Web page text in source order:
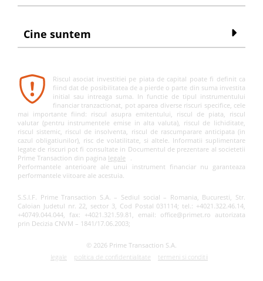
Cine suntem
Riscul asociat investitiei pe piata de capital poate fi definit ca
fiind dat de posibilitatea de a pierde o parte din suma investita
initial sau intreaga suma. In functie de tipul instrumentului
financiar tranzactionat, pot aparea diverse riscuri specifice, cele
mai importante fiind: riscul asupra emitentului, riscul de piata, riscul
valutar (pentru instrumentele emise in alta valuta), riscul de lichiditate,
riscul sistemic, riscul de insolventa, riscul de rascumparare anticipata (in
cazul obligatiunilor), risc de volatilitate, si altele. Informatii suplimentare
legate de riscuri pot fi consultate in Documentul de prezentare al societetii
Prime Transaction din pagina legale
.
Performantele anterioare ale unui instrument financiar nu garanteaza
performantele viitoare ale acestuia.
S.S.I.F. Prime Transaction S.A. – Sediul social – Romania, Bucuresti, Str.
Caloian Judetul nr. 22, sector 3, Cod Postal 031114; tel.: +4021.322.46.14,
+40749.044.044, fax: +4021.321.59.81, email: office@primet.ro autorizata
prin Decizia CNVM – 1841/17.06.2003;
© 2026 Prime Transaction S.A.
legale
politica de confidentialitate termeni si conditii